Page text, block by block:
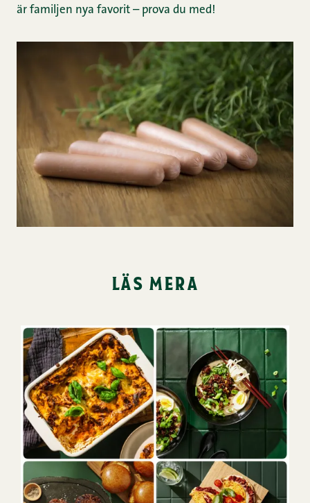
är familjen nya favorit – prova du med!
läs mera